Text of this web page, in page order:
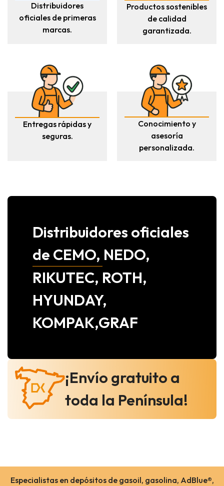
Distribuidores
oficiales de primeras
marcas.
Productos sostenibles
de calidad
garantizada.
Entregas rápidas y
seguras.
Conocimiento y
asesoría
personalizada.
Distribuidores oficiales
de CEMO, NEDO,
RIKUTEC, ROTH,
HYUNDAY,
KOMPAK,GRAF
¡Envío gratuito a
toda la Península!
Especialistas en depósitos de gasoil, gasolina, AdBlue®,